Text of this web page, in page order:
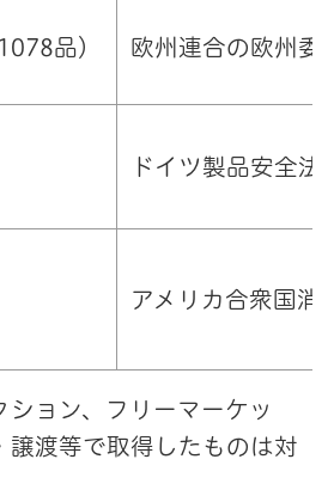
品） 欧州連合の欧州委
ドイツ製品安全
アメリカ合衆国消
ョン、フリーマーケッ
譲渡等で取得したものは対